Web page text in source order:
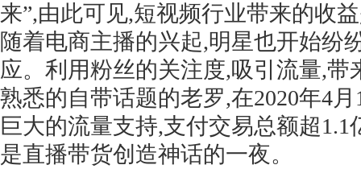
来”,由此可见,短视频行业带来的收
随着电商主播的兴起,明星也开始纷
应。利用粉丝的关注度,吸引流量,
熟悉的自带话题的老罗,在2020年4
巨大的流量支持,支付交易总额超1.1
是直播带货创造神话的一夜。